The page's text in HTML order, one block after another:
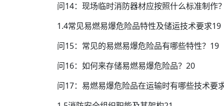
问14：现场临时消防器材应按照什么标准制作
1.4常见易燃易爆危险品特性及储运技术要求19
问15：常见的易燃易爆危险品有哪些特性？19
问16：如何来存储易燃易爆危险品？20
问17：易燃易爆危险品在运输时有哪些技术要